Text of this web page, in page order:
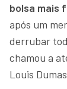
bolsa mais
após um
derrubar
chamou a
Louis